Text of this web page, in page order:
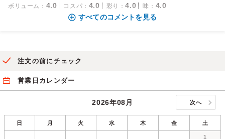
ボリューム ： 4.0 コスパ ： 4.0 彩り ：4.0 味 ： 4.0
すべてのコメントを見る
注文の前にチェック
営業日カレンダー
2026年08月 次へ
日 月 火 水 木 金 土
1